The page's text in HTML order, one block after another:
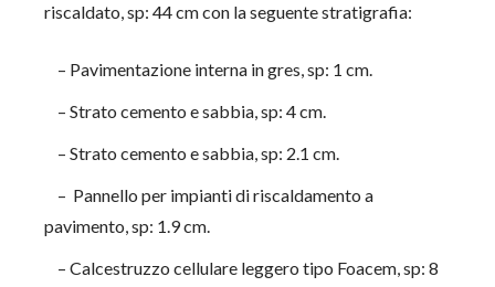
riscaldato, sp: 44 cm con la seguente stratigrafia:
– Pavimentazione interna in gres, sp: 1 cm.
– Strato cemento e sabbia, sp: 4 cm.
– Strato cemento e sabbia, sp: 2.1 cm.
– Pannello per impianti di riscaldamento a
pavimento, sp: 1.9 cm.
– Calcestruzzo cellulare leggero tipo Foacem, sp: 8